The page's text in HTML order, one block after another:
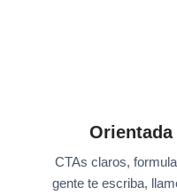
CTAs claros,
gente te escriba,